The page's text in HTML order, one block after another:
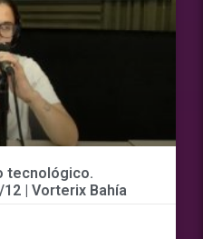
tecnológico.
| Vorterix Bahía